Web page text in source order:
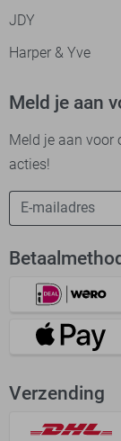
JDY
Harper & Yve
Meld je aan
Meld je aan voor
acties!
Verzending